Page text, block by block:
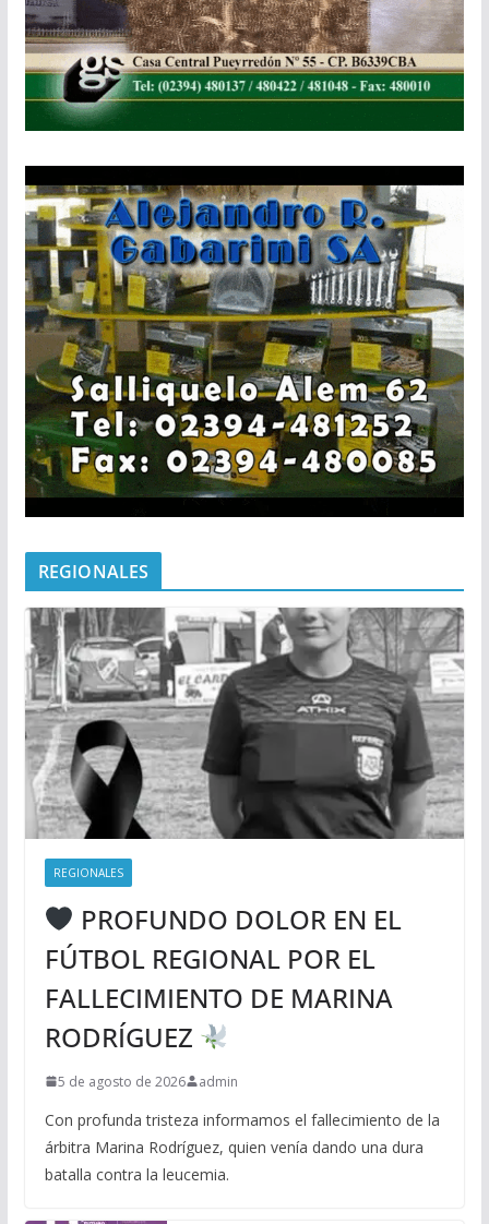
REGIONALES
REGIONALES
PROFUNDO DOLOR EN EL
FÚTBOL REGIONAL POR EL
FALLECIMIENTO DE MARINA
RODRÍGUEZ
5 de agosto de 2026 admin
Con profunda tristeza informamos el fallecimiento de la
árbitra Marina Rodríguez, quien venía dando una dura
batalla contra la leucemia.